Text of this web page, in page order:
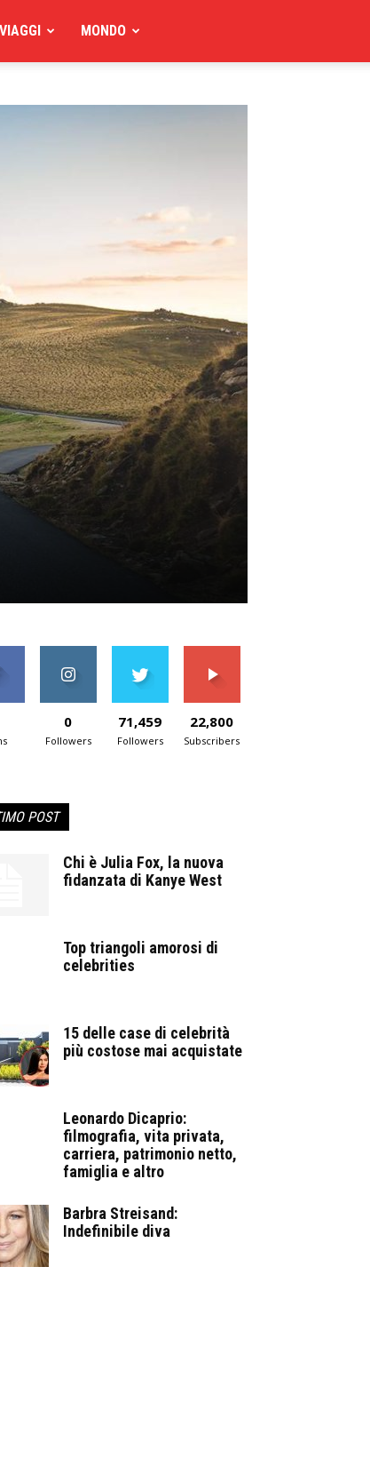
VIAGGI MONDO
0
Followers
71,459
Followers
22,800
Subscribers
POST
Chi è Julia Fox, la nuova
fidanzata di Kanye West
Top triangoli amorosi di
celebrities
15 delle case di celebrità
più costose mai acquistate
Leonardo Dicaprio:
filmografia, vita privata,
carriera, patrimonio netto,
famiglia e altro
Barbra Streisand:
Indefinibile diva